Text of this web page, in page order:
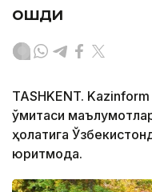
ошди
TASHKENT.
қўмитаси
ҳолатига
юритмоқда.